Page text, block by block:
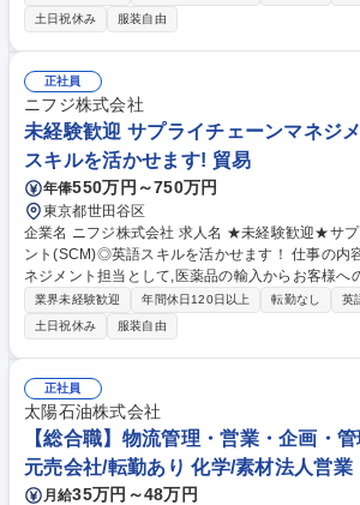
ドの発注・需給管理を担います。 ■ブランド・サプライヤーとの発注・生
産スケジュール調整■営業・マーケティング等、社
整■販売データ・在庫分析に基づく適正在庫の運
n・楽天等）の施策に伴う数量対応■倉庫の入出庫
■SKUマスターおよび商品情報の管理■月次発注計
作成■サプライチェーンにおける課題対応および改善策
【SCM/需要予測・在庫管理】TIRTIR等大人気韓国
5日
土日祝休み
服装自由
正社員
ニフジ株式会社
未経験歓迎 サプライチェーンマネジ
スキルを活かせます! 貿易
年俸550万円～750万円
東京都世田谷区
企業名 ニフジ株式会社 求人名 ★未経験歓迎★サプライチェーンマネジメ
ント(SCM)◎英語スキルを活かせます！ 仕事の内容 サプライチェーンマ
ネジメント担当として,医薬品の輸入からお客様へ
の業務におけるオペレーションの業務改善・効率
集します！ 【主業務】■顧客対応(受発注/見積依頼/注文/請求書/入金の確
認) ■輸入手続き/仕入先とのコミュニケーション ■
のコミュニケーション(スケジュール確認等) ※顧
のやり取りはメールが基本です。 【スポット業務
い合わせ対応/商材調査 等 ※将来的には仕入れ価格
予定です。 募集職種 ★未経験歓迎★サプライチェーンマネジメント(SC
M)◎英語スキルを活かせます！
業界未経験歓迎 年間休日120日以上 転勤なし 英
土日祝休み
服装自由
正社員
太陽石油株式会社
【総合職】物流管理・営業・企画・
元売会社/転勤あり 化学/素材法人営業
月給35万円～48万円